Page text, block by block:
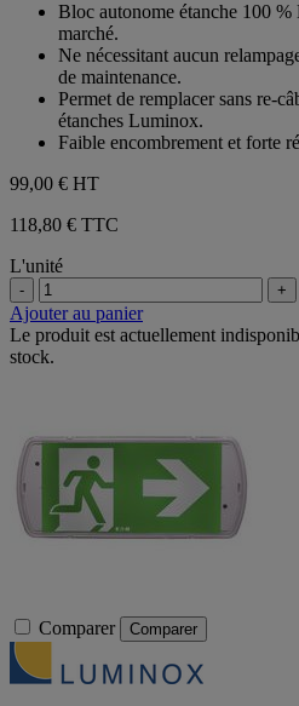
étoiles.
Bloc autonome étanche 100
marché.
Ne nécessitant aucun
de maintenance.
Permet de remplacer sans re-
étanches Luminox.
Faible encombrement et forte
99,00 € HT
118,80 € TTC
L'unité
- +
Ajouter au panier
Le produit est actuellement
stock.
Comparer Comparer